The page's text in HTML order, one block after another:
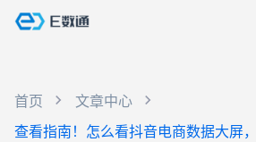
首页
文章中心
查看指南！怎么看抖音电商数据大屏